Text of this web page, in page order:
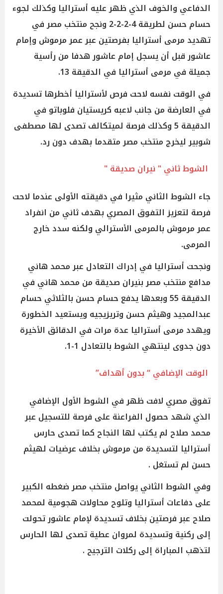
الدفاعي والخوف الذي ظهر عليه أستراليا وكذلك لجوء
حسام حسن لطريقة 4-2-2-2 ونجح منتخب مصر في
تهديد مرمى أستراليا بفرصتين عبر عمر مرموش وإمام
عاشور قبل أن يسجل إمام عاشور هدفا من رأسية
جميلة في مرمى أستراليا في الدقيقة 13.
في الوقت نفسه لاحت فرص لأستراليا أخطرها تسديدة
في العارضة من جانب لاعبه كريستيان فلوباتو في
الدقيقة 5 وكذلك فرصة لميتكالف تصدى لها مصطفى
شوبير ليخرج منتخب مصر متقدما بهدف دون رد.
الشوط ثاني " نيران صديقة "
جاء الشوط الثاني مثيرا في دقيقته الأولى عندما لاحت
فرصة لتعزيز التفوق المصري بهدف ثاني من انفراد
عمر مرموش بالمرمى الأسترالي ولكنه سدد خارج
المرمى.
ونجحت أستراليا في إدراك التعادل عبر محمد هاني
مدافع منتخب مصر بنيران صديقة من محمد هاني في
الدقيقة 55 وبعدها يدفع حسام حسن بالثلاثي حسام
عبدالمجيد وهيثم حسن وتريزيجيه ويستعيد الخطورة
ويهدد مرمى أستراليا عدة مرات في الدقائق الأخيرة
دون جدوى لينتهي الشوط بالتعادل 1-1.
الوقت الإضافي “ بدون أهداف”
تفوق مصري لافت ظهر في الشوط الأول الإضافي
الذي شهد حصول الفراعنة على فرصة للتسجيل عبر
محمد صلاح لم يكتب لها النجاح كما تصدى حارس
أستراليا لتسديدة من مرموش بخلاف عرضيات لهيثم
حسن لم تستغل .
وفي الشوط الثاني يواصل منتخب مصر ضغطه الكبير
على دفاعات أستراليا وتلوح محاولات هجومية لمحمد
صلاح عبر فرصتين بخلاف تسديدة لإمام عاشور تحولت
إلى ركنية وتسديدة لمروان عطية تصدى لها الحارس
لتذهب المباراة إلى ركلات الترجيح .